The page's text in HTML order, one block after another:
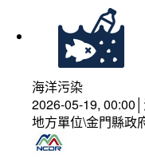
海洋污染
2026-05-19,
地方單位\金門縣政